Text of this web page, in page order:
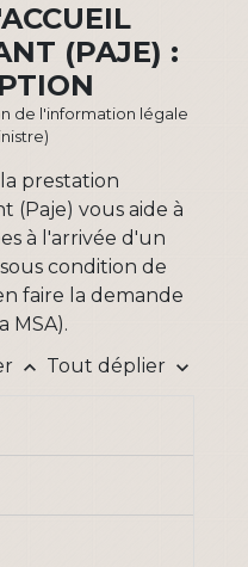
(PAJE) :
de l'information légale
prestation
(Paje) vous aide à
à l'arrivée d'un
condition de
faire la demande
MSA).
keyboard_arrow_up Tout déplier keyboard_arrow_down